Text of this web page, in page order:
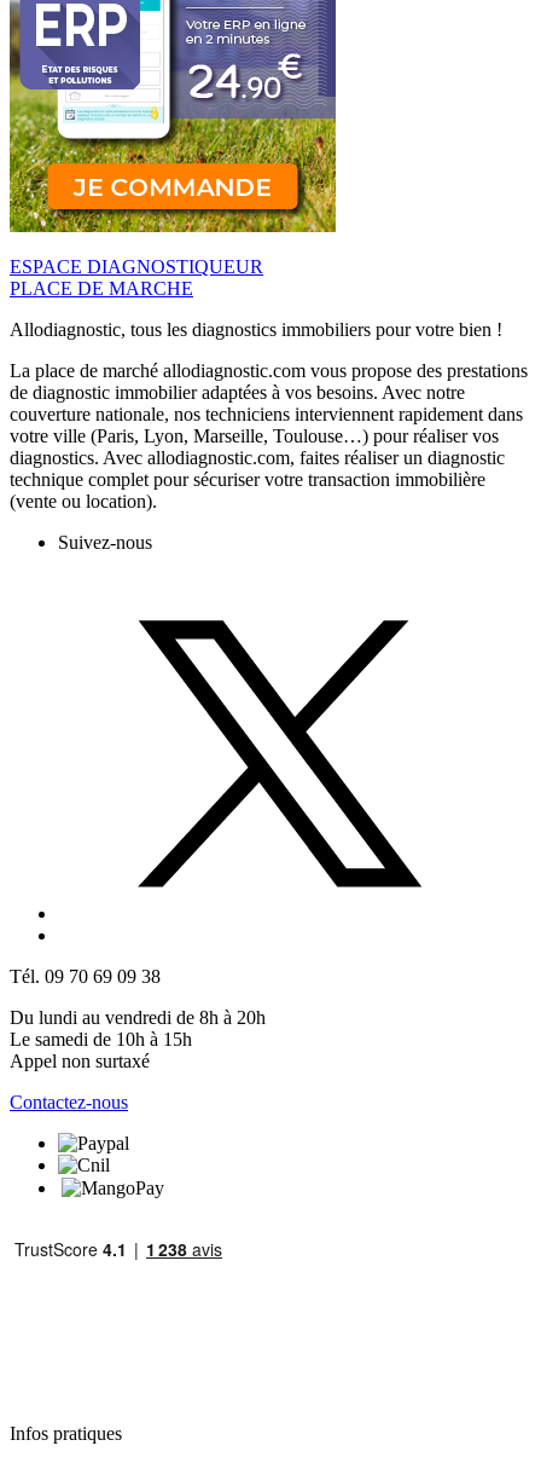
ESPACE DIAGNOSTIQUEUR
PLACE DE MARCHE
Allodiagnostic, tous les diagnostics immobiliers pour votre bien !
La place de marché allodiagnostic.com vous propose des prestations
de diagnostic immobilier adaptées à vos besoins. Avec notre
couverture nationale, nos techniciens interviennent rapidement dans
votre ville (Paris, Lyon, Marseille, Toulouse…) pour réaliser vos
diagnostics. Avec allodiagnostic.com, faites réaliser un diagnostic
technique complet pour sécuriser votre transaction immobilière
(vente ou location).
Suivez-nous
Tél. 09 70 69 09 38
Du lundi au vendredi de 8h à 20h
Le samedi de 10h à 15h
Appel non surtaxé
Contactez-nous
Infos pratiques